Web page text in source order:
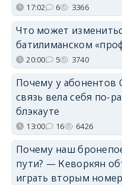
17:02 6 3366
Что может
батилиманском
20:00 5 3740
Почему у абонентов
связь вела себя по-
блэкауте
13:00 16 6426
Почему наш
пути? — Кеворкян
играть вторым